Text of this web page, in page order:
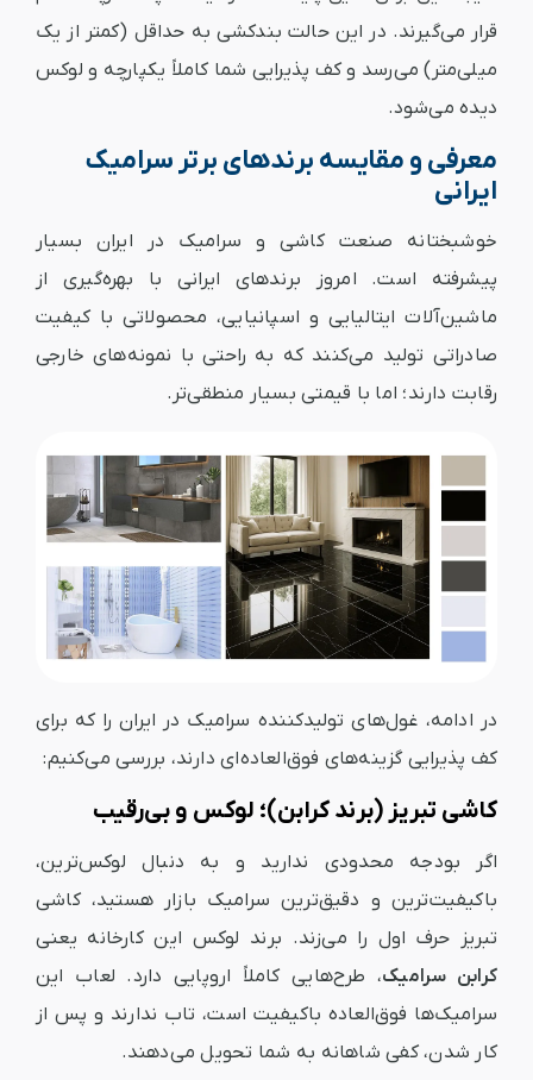
قرار می‌گیرند. در این حالت بندکشی به حداقل (کمتر از یک
میلی‌متر) می‌رسد و کف پذیرایی شما کاملاً یکپارچه و لوکس
دیده می‌شود.
معرفی و مقایسه برندهای برتر سرامیک
ایرانی
خوشبختانه صنعت کاشی و سرامیک در ایران بسیار
پیشرفته است. امروز برندهای ایرانی با بهره‌گیری از
ماشین‌آلات ایتالیایی و اسپانیایی، محصولاتی با کیفیت
صادراتی تولید می‌کنند که به راحتی با نمونه‌های خارجی
رقابت دارند؛ اما با قیمتی بسیار منطقی‌تر.
در ادامه، غول‌های تولیدکننده سرامیک در ایران را که برای
کف پذیرایی گزینه‌های فوق‌العاده‌ای دارند، بررسی می‌کنیم:
کاشی تبریز (برند کرابن)؛ لوکس و بی‌رقیب
اگر بودجه محدودی ندارید و به دنبال لوکس‌ترین،
باکیفیت‌ترین و دقیق‌ترین سرامیک بازار هستید، کاشی
تبریز حرف اول را می‌زند. برند لوکس این کارخانه یعنی
کرابن سرامیک، طرح‌هایی کاملاً اروپایی دارد. لعاب این
سرامیک‌ها فوق‌العاده باکیفیت است، تاب ندارند و پس از
کار شدن، کفی شاهانه به شما تحویل می‌دهند.